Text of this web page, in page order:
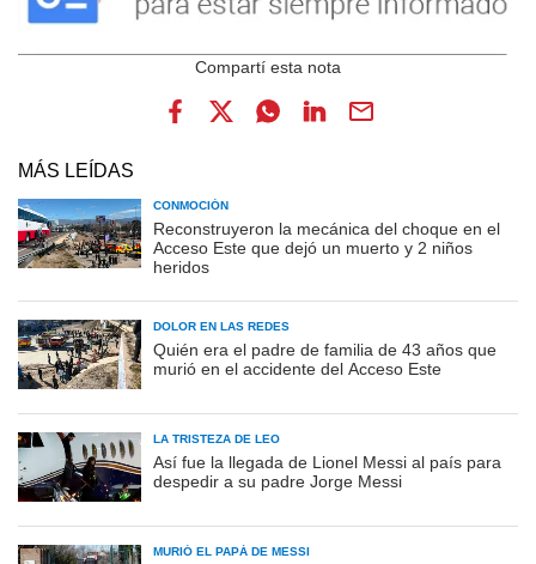
MÁS LEÍDAS
CONMOCIÓN
Reconstruyeron la mecánica del choque en el
Acceso Este que dejó un muerto y 2 niños
heridos
DOLOR EN LAS REDES
Quién era el padre de familia de 43 años que
murió en el accidente del Acceso Este
LA TRISTEZA DE LEO
Así fue la llegada de Lionel Messi al país para
despedir a su padre Jorge Messi
MURIÓ EL PAPÁ DE MESSI